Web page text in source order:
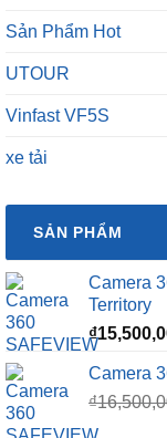
Sản Phẩm Hot
UTOUR
Vinfast VF5S
xe tải
SẢN PHẨM
Camera
Territory
₫
Camera
₫